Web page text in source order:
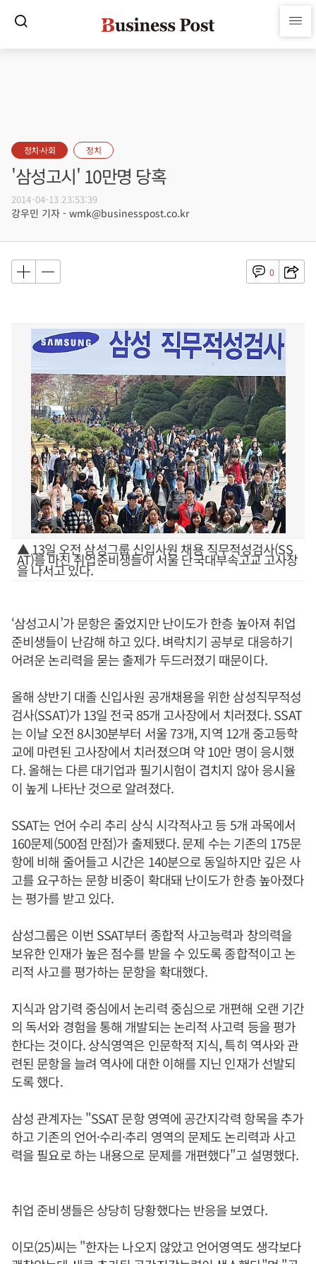
정치·사회 정치
'삼성고시' 10만명 당혹
2014-04-13 23:53:39
강우민 기자 - wmk@businesspost.co.kr
0
▲ 13일 오전 삼성그룹 신입사원 채용 직무적성검사(SS
AT)를 마친 취업준비생들이 서울 단국대부속고교 고사장
을 나서고 있다.
‘삼성고시’가 문항은 줄었지만 난이도가 한층 높아져 취업
준비생들이 난감해 하고 있다. 벼락치기 공부로 대응하기
어려운 논리력을 묻는 출제가 두드러졌기 때문이다.
올해 상반기 대졸 신입사원 공개채용을 위한 삼성직무적성
검사(SSAT)가 13일 전국 85개 고사장에서 치러졌다. SSAT
는 이날 오전 8시30분부터 서울 73개, 지역 12개 중고등학
교에 마련된 고사장에서 치러졌으며 약 10만 명이 응시했
다. 올해는 다른 대기업과 필기시험이 겹치지 않아 응시율
이 높게 나타난 것으로 알려졌다.
SSAT는 언어 수리 추리 상식 시각적사고 등 5개 과목에서
160문제(500점 만점)가 출제됐다. 문제 수는 기존의 175문
항에 비해 줄어들고 시간은 140분으로 동일하지만 깊은 사
고를 요구하는 문항 비중이 확대돼 난이도가 한층 높아졌다
는 평가를 받고 있다.
삼성그룹은 이번 SSAT부터 종합적 사고능력과 창의력을
보유한 인재가 높은 점수를 받을 수 있도록 종합적이고 논
리적 사고를 평가하는 문항을 확대했다.
지식과 암기력 중심에서 논리력 중심으로 개편해 오랜 기간
의 독서와 경험을 통해 개발되는 논리적 사고력 등을 평가
한다는 것이다. 상식영역은 인문학적 지식, 특히 역사와 관
련된 문항을 늘려 역사에 대한 이해를 지닌 인재가 선발되
도록 했다.
삼성 관계자는 "SSAT 문항 영역에 공간지각력 항목을 추가
하고 기존의 언어·수리·추리 영역의 문제도 논리력과 사고
력을 필요로 하는 내용으로 문제를 개편했다"고 설명했다.
취업 준비생들은 상당히 당황했다는 반응을 보였다.
이모(25)씨는 "한자는 나오지 않았고 언어영역도 생각보다